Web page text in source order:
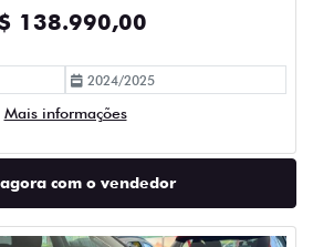
138.990,00
2024/2025
Mais informações
com o vendedor